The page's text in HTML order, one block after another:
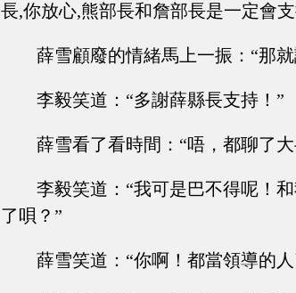
長,你放心,熊部長和詹部長是一定會
薛雪顧廢的情緒馬上一振：“那
李毅笑道：“多謝薛縣長支持！”
薛雪看了看時間：“唔，都聊了
李毅笑道：“我可是巴不得呢！
了唄？”
薛雪笑道：“你啊！都當領導的